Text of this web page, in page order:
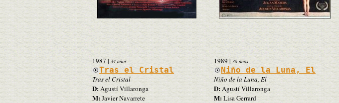
1987 | 34 años
Tras el Cristal
Tras el Cristal
D:Agustí Villaronga
M:Javier Navarrete
1989|36 años
Niño de la Luna, El
Niño de la Luna, El
D:Agustí Villaronga
M:Lisa Gerrard